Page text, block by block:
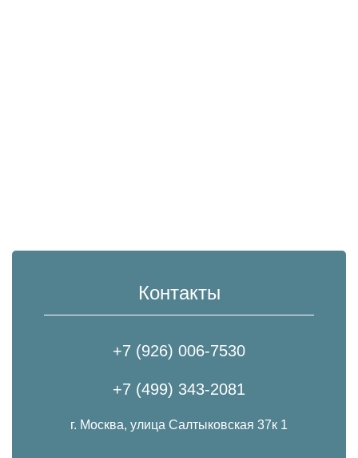
Контакты
+7 (926) 006-7530
+7 (499) 343-2081
г. Москва, улица Салтыковская 37к 1